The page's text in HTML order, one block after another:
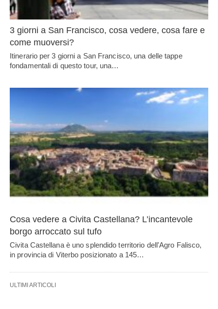
3 giorni a San Francisco, cosa vedere, cosa fare e
come muoversi?
Itinerario per 3 giorni a San Francisco, una delle tappe
fondamentali di questo tour, una…
Cosa vedere a Civita Castellana? L’incantevole
borgo arroccato sul tufo
Civita Castellana è uno splendido territorio dell'Agro Falisco,
in provincia di Viterbo posizionato a 145…
ULTIMI ARTICOLI